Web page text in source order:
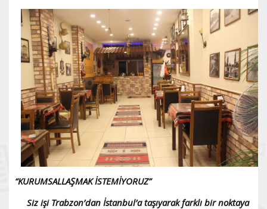
“KURUMSALLAŞMAK İSTEMİYORUZ”
Siz işi Trabzon’dan İstanbul’a taşıyarak farklı bir noktaya